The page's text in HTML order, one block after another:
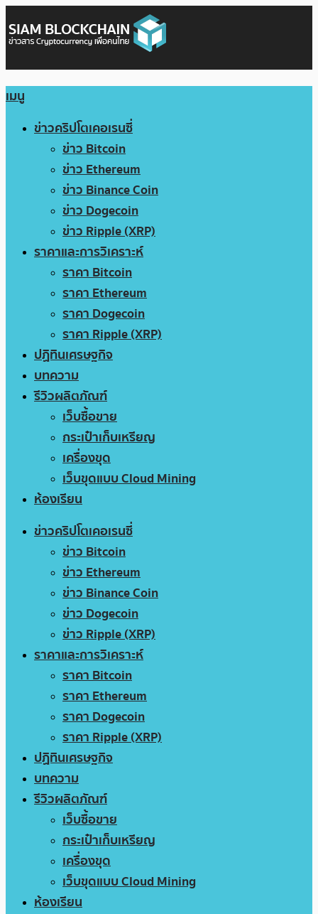
เมนู
ข่าวคริปโตเคอเรนซี่
ข่าว Bitcoin
ข่าว Ethereum
ข่าว Binance Coin
ข่าว Dogecoin
ข่าว Ripple (XRP)
ราคาและการวิเคราะห์
ราคา Bitcoin
ราคา Ethereum
ราคา Dogecoin
ราคา Ripple (XRP)
ปฏิทินเศรษฐกิจ
บทความ
รีวิวผลิตภัณฑ์
เว็บซื้อขาย
กระเป๋าเก็บเหรียญ
เครื่องขุด
เว็บขุดแบบ Cloud Mining
ห้องเรียน
ข่าวคริปโตเคอเรนซี่
ข่าว Bitcoin
ข่าว Ethereum
ข่าว Binance Coin
ข่าว Dogecoin
ข่าว Ripple (XRP)
ราคาและการวิเคราะห์
ราคา Bitcoin
ราคา Ethereum
ราคา Dogecoin
ราคา Ripple (XRP)
ปฏิทินเศรษฐกิจ
บทความ
รีวิวผลิตภัณฑ์
เว็บซื้อขาย
กระเป๋าเก็บเหรียญ
เครื่องขุด
เว็บขุดแบบ Cloud Mining
ห้องเรียน